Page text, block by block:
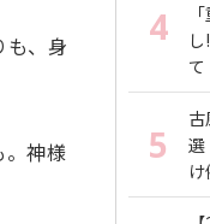
も、身
。神様
4
て
5
選